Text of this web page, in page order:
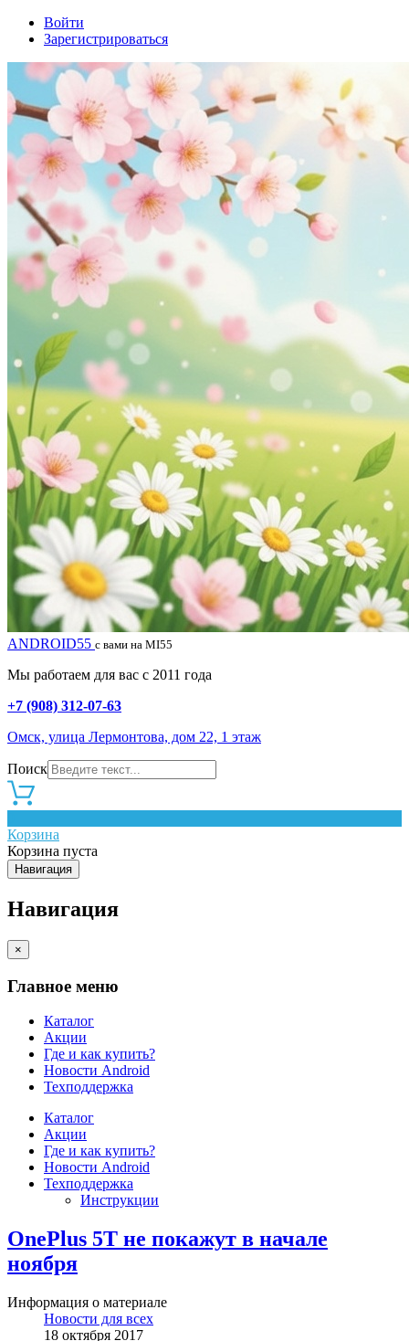
Войти
Зарегистрироваться
ANDROID55 с вами на MI55
Мы работаем для вас с 2011 года
+7 (908) 312-07-63
Омск, улица Лермонтова, дом 22, 1 этаж
Поиск
Корзина
Корзина пуста
Навигация
Навигация
×
Главное меню
Каталог
Акции
Где и как купить?
Новости Android
Техподдержка
Каталог
Акции
Где и как купить?
Новости Android
Техподдержка
Инструкции
OnePlus 5T не покажут в начале
ноября
Информация о материале
Новости для всех
18 октября 2017